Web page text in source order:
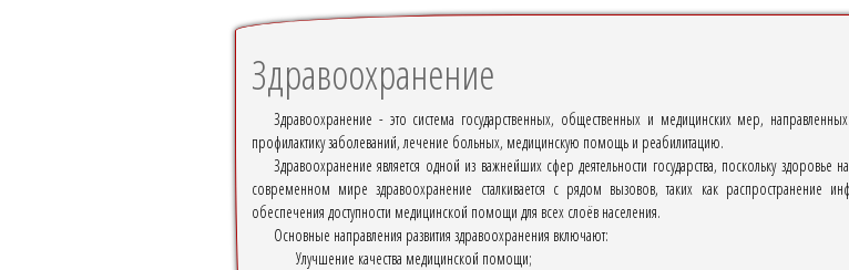
Здравоохранение
Здравоохранение - это система государственных, общественных и медицинских мер,
профилактику заболеваний, лечение больных, медицинскую помощь и реабилитацию.
Здравоохранение является одной из важнейших сфер деятельности государства, поскольку
современном мире здравоохранение сталкивается с рядом вызовов, таких как распространение
обеспечения доступности медицинской помощи для всех слоёв населения.
Основные направления развития здравоохранения включают:
Улучшение качества медицинской помощи;